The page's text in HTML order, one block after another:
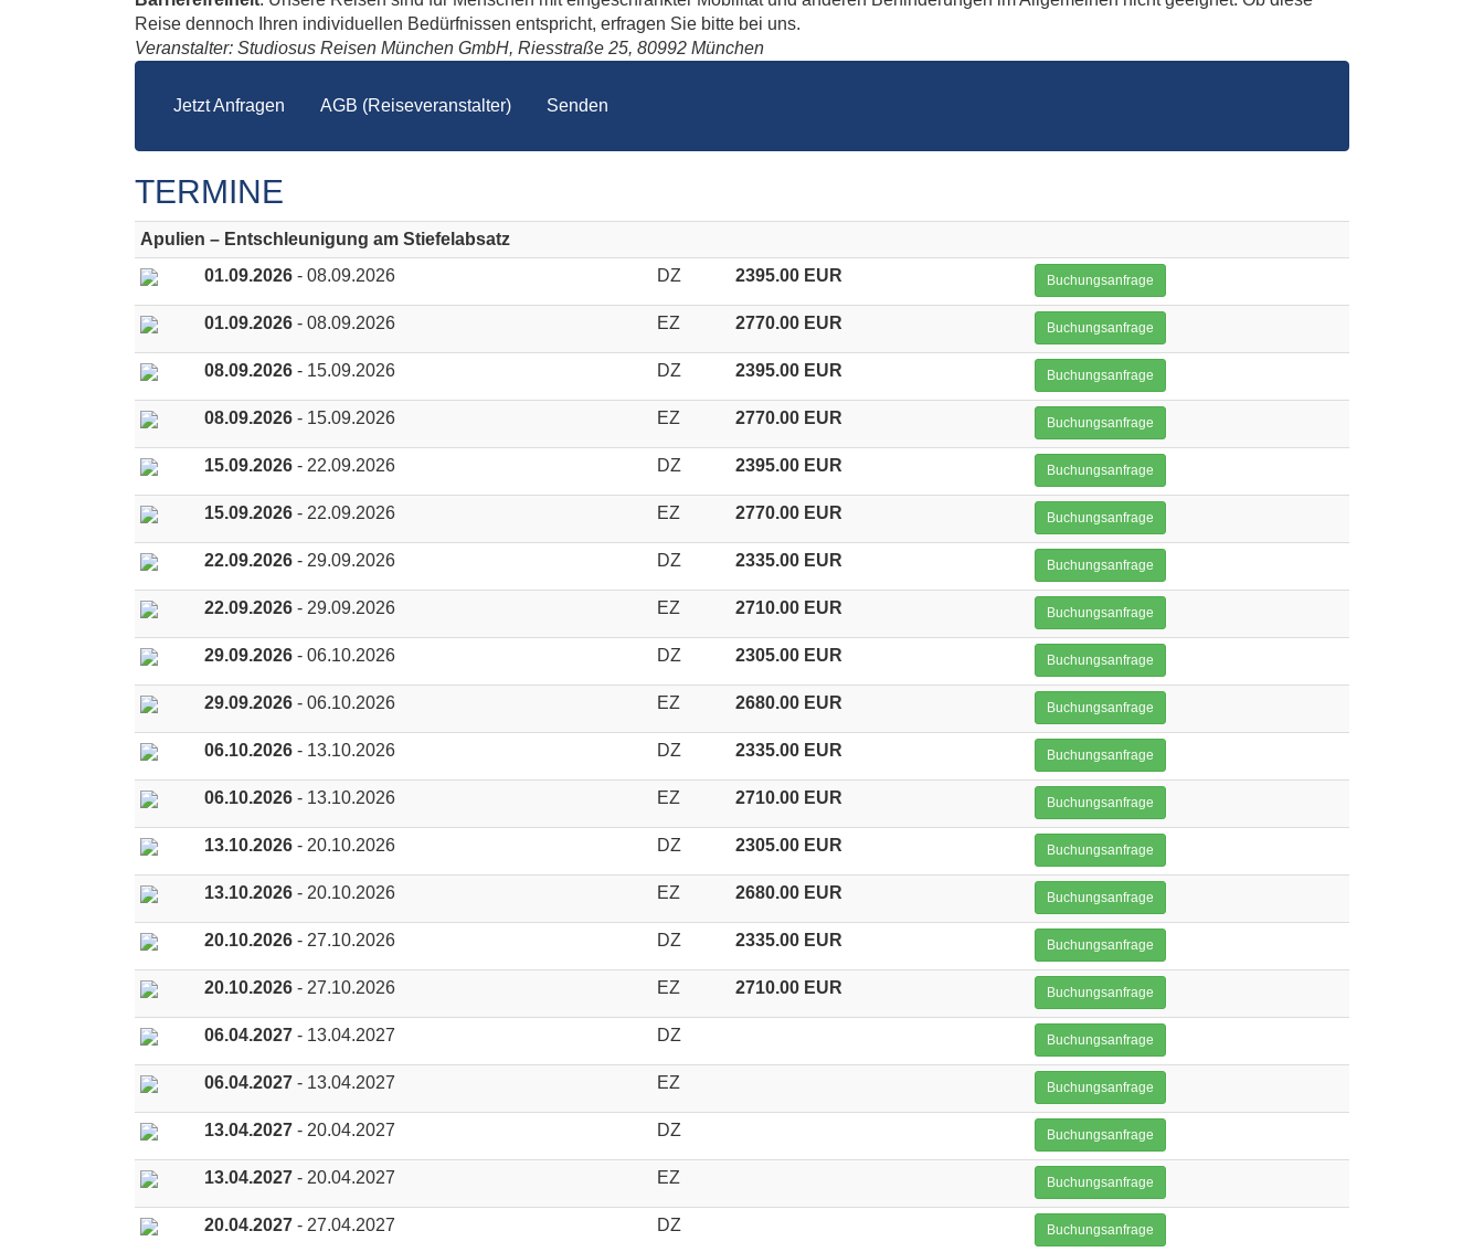
Reise dennoch Ihren individuellen Bedürfnissen entspricht, erfragen Sie bitte bei uns.
Veranstalter: Studiosus Reisen München GmbH, Riesstraße 25, 80992 München
Jetzt Anfragen AGB (Reiseveranstalter) Senden
TERMINE
Apulien – Entschleunigung am Stiefelabsatz
01.09.2026 - 08.09.2026 DZ 2395.00 EUR Buchungsanfrage
01.09.2026 - 08.09.2026 EZ 2770.00 EUR Buchungsanfrage
08.09.2026 - 15.09.2026 DZ 2395.00 EUR Buchungsanfrage
08.09.2026 - 15.09.2026 EZ 2770.00 EUR Buchungsanfrage
15.09.2026 - 22.09.2026 DZ 2395.00 EUR Buchungsanfrage
15.09.2026 - 22.09.2026 EZ 2770.00 EUR Buchungsanfrage
22.09.2026 - 29.09.2026 DZ 2335.00 EUR Buchungsanfrage
22.09.2026 - 29.09.2026 EZ 2710.00 EUR Buchungsanfrage
29.09.2026 - 06.10.2026 DZ 2305.00 EUR Buchungsanfrage
29.09.2026 - 06.10.2026 EZ 2680.00 EUR Buchungsanfrage
06.10.2026 - 13.10.2026 DZ 2335.00 EUR Buchungsanfrage
06.10.2026 - 13.10.2026 EZ 2710.00 EUR Buchungsanfrage
13.10.2026 - 20.10.2026 DZ 2305.00 EUR Buchungsanfrage
13.10.2026 - 20.10.2026 EZ 2680.00 EUR Buchungsanfrage
20.10.2026 - 27.10.2026 DZ 2335.00 EUR Buchungsanfrage
20.10.2026 - 27.10.2026 EZ 2710.00 EUR Buchungsanfrage
06.04.2027 - 13.04.2027 DZ Buchungsanfrage
06.04.2027 - 13.04.2027 EZ Buchungsanfrage
13.04.2027 - 20.04.2027 DZ Buchungsanfrage
13.04.2027 - 20.04.2027 EZ Buchungsanfrage
20.04.2027 - 27.04.2027 DZ Buchungsanfrage